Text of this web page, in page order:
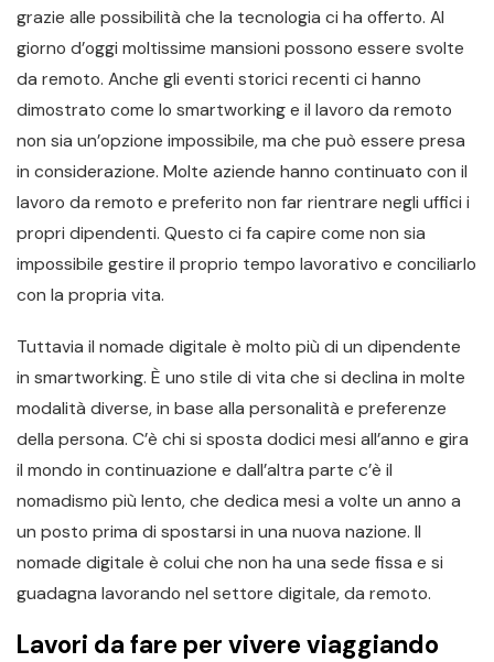
grazie alle possibilità che la tecnologia ci ha offerto. Al
giorno d’oggi moltissime mansioni possono essere svolte
da remoto. Anche gli eventi storici recenti ci hanno
dimostrato come lo smartworking e il lavoro da remoto
non sia un’opzione impossibile, ma che può essere presa
in considerazione. Molte aziende hanno continuato con il
lavoro da remoto e preferito non far rientrare negli uffici i
propri dipendenti. Questo ci fa capire come non sia
impossibile gestire il proprio tempo lavorativo e conciliarlo
con la propria vita.
Tuttavia il nomade digitale è molto più di un dipendente
in smartworking. È uno stile di vita che si declina in molte
modalità diverse, in base alla personalità e preferenze
della persona. C’è chi si sposta dodici mesi all’anno e gira
il mondo in continuazione e dall’altra parte c’è il
nomadismo più lento, che dedica mesi a volte un anno a
un posto prima di spostarsi in una nuova nazione. Il
nomade digitale è colui che non ha una sede fissa e si
guadagna lavorando nel settore digitale, da remoto.
Lavori da fare per vivere viaggiando